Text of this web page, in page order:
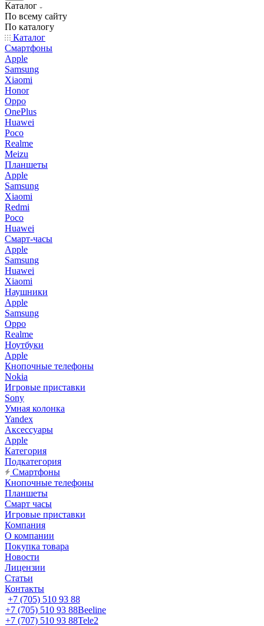
Каталог
По всему сайту
По каталогу
Каталог
Смартфоны
Apple
Samsung
Xiaomi
Honor
Oppo
OnePlus
Huawei
Poco
Realme
Meizu
Планшеты
Apple
Samsung
Xiaomi
Redmi
Poco
Huawei
Смарт-часы
Apple
Samsung
Huawei
Xiaomi
Наушники
Apple
Samsung
Oppo
Realme
Ноутбуки
Apple
Кнопочные телефоны
Nokia
Игровые приставки
Sony
Умная колонка
Yandex
Аксессуары
Apple
Категория
Подкатегория
Смартфоны
Кнопочные телефоны
Планшеты
Смарт часы
Игровые приставки
Компания
О компании
Покупка товара
Новости
Лицензии
Статьи
Контакты
+7 (705) 510 93 88
+7 (705) 510 93 88Beeline
+7 (707) 510 93 88Tele2